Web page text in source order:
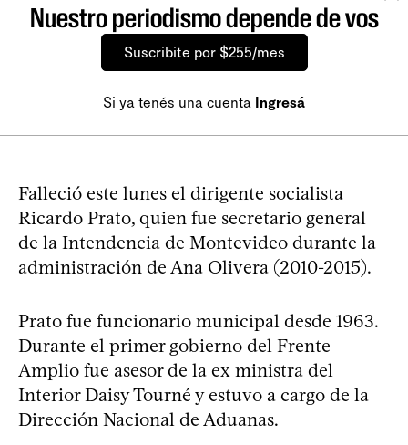
Nuestro periodismo depende de vos
Suscribite por $255/mes
Si ya tenés una cuenta Ingresá
Falleció este lunes el dirigente socialista
Ricardo Prato, quien fue secretario general
de la Intendencia de Montevideo durante la
administración de Ana Olivera (2010-2015).
Prato fue funcionario municipal desde 1963.
Durante el primer gobierno del Frente
Amplio fue asesor de la ex ministra del
Interior Daisy Tourné y estuvo a cargo de la
Dirección Nacional de Aduanas.